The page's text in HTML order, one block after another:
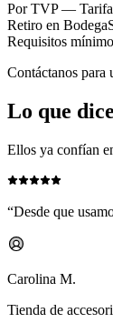
Por TVP —
Retiro en Bodega
Requisitos
Contáctanos para
Lo que
Ellos ya confían
“Desde que
Carolina M.
Tienda de